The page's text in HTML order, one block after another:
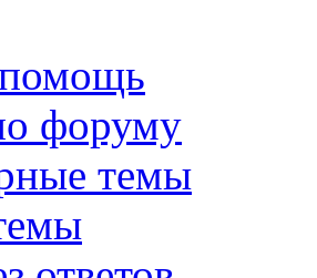
форуму
темы